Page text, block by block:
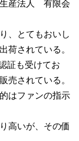
生産法人 有限会
、とてもおいし
荷されている。
証も受けてお
売されている。
はファンの指示
高いが、その価